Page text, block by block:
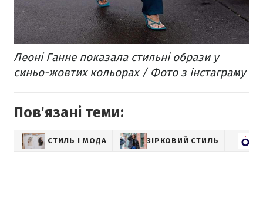
Леоні Ганне показала стильні образи у
синьо-жовтих кольорах / Фото з інстаграму
Пов'язані теми:
СТИЛЬ І МОДА ЗІРКОВИЙ СТИЛЬ